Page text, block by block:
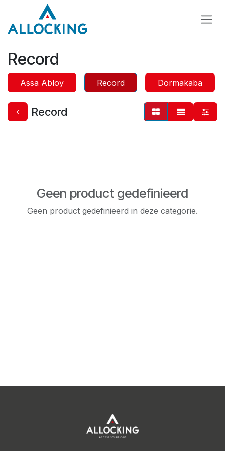
Overslaan naar inhoud
Record
Assa Abloy Record Dormakaba
Record
Geen product gedefinieerd
Geen product gedefinieerd in deze categorie.